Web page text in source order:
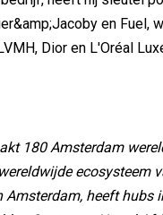
en Fuel,
Dior en L'Oréal
180 Amsterdam
ecosysteem
heeft hubs